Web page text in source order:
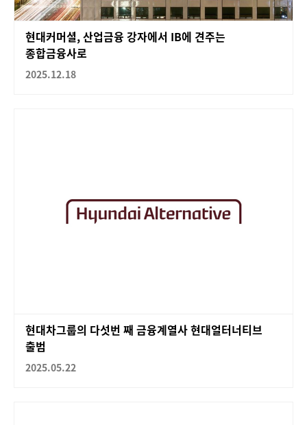
현대커머셜, 산업금융 강자에서 IB에 견주는
종합금융사로
2025.12.18
현대차그룹의 다섯번 째 금융계열사 현대얼터너티브
출범
2025.05.22